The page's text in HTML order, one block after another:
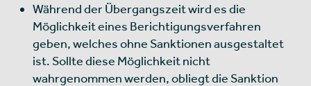
Während der Übergangszeit wird es die
Möglichkeit eines Berichtigungsverfahren
geben, welches ohne Sanktionen ausgestaltet
ist. Sollte diese Möglichkeit nicht
wahrgenommen werden, obliegt die Sanktion